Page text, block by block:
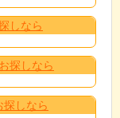
しなら
探しなら
しなら